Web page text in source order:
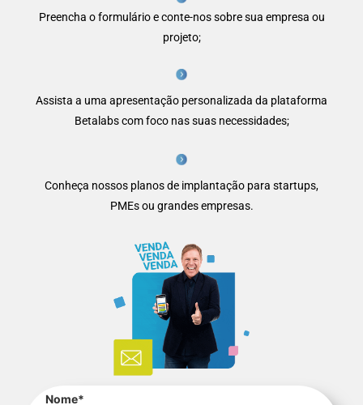
Preencha o formulário e conte-nos sobre sua empresa ou
projeto;
Assista a uma apresentação personalizada da plataforma
Betalabs com foco nas suas necessidades;
Conheça nossos planos de implantação para startups,
PMEs ou grandes empresas.
Nome*